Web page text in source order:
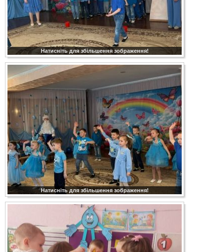
Натисніть для збільшення зображення!
Натисніть для збільшення зображення!